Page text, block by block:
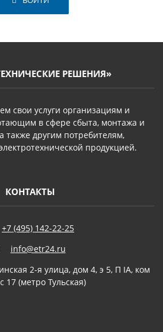
РЕШЕНИЯ»
свои услуги организациям и
в сфере сбыта, монтажа и
также другим потребителям,
продукцией.
КОНТАКТЫ
+7 (495) 142-22-25
info@etr24.ru
2-я улица, дом 4, э 5, П IА, ком
17 (метро Тульская)